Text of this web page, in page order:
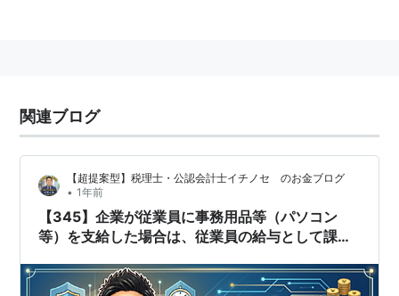
関連ブログ
【超提案型】税理士・公認会計士イチノセ のお金ブログ
• 1年前
【345】企業が従業員に事務用品等（パソコン
等）を支給した場合は、従業員の給与として課税